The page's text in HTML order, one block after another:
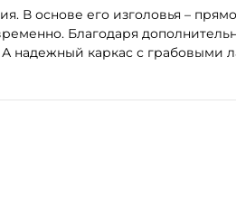
В основе его изголовья –
Благодаря
надежный каркас с грабовыми